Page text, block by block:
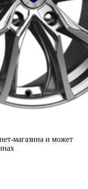
магазина и может